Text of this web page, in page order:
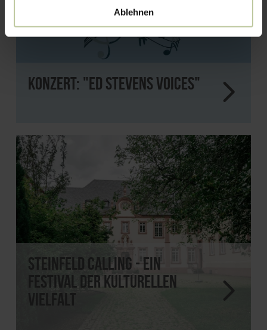
Ablehnen
Konzert: "Ed Stevens Voices"
Steinfeld Calling - Ein
Festival der kulturellen
Vielfalt